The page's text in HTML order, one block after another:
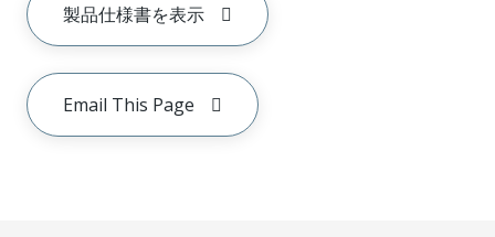
製品仕様書を表示
Email This Page